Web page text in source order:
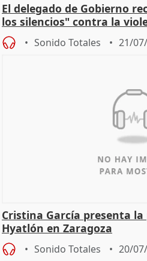
El delegado de Gobierno
los silencios" contra la
Sonido Totales 21/
Cristina García presenta
Hyatlón en Zaragoza
Sonido Totales 20/